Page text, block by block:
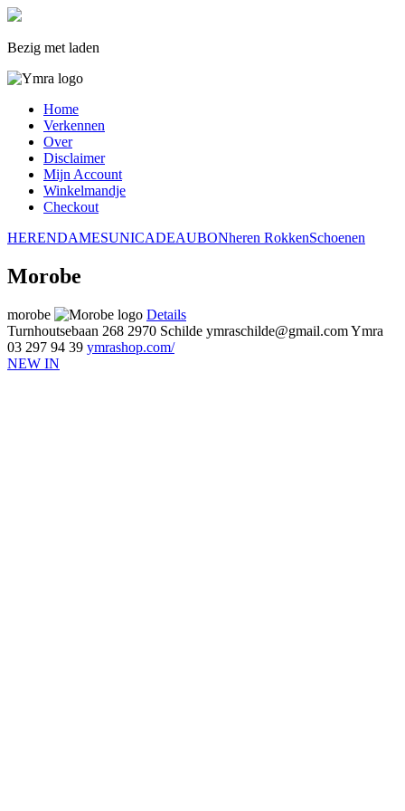
Bezig met laden
Home
Verkennen
Over
Disclaimer
Mijn Account
Winkelmandje
Checkout
HERENDAMESUNICADEAUBONheren RokkenSchoenen
Morobe
morobe
Details
Turnhoutsebaan 268 2970 Schilde ymraschilde@gmail.comYmra
03 297 94 39 ymrashop.com/
NEW IN